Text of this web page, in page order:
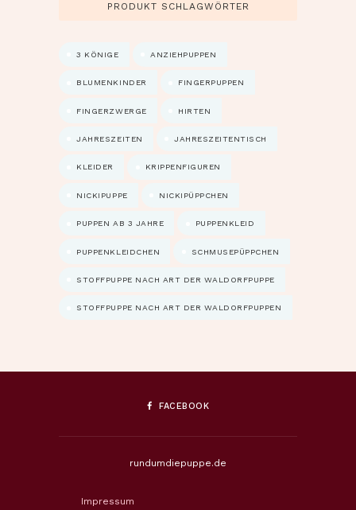
PRODUKT SCHLAGWÖRTER
3 KÖNIGE ANZIEHPUPPEN
BLUMENKINDER FINGERPUPPEN
FINGERZWERGE HIRTEN
JAHRESZEITEN JAHRESZEITENTISCH
KLEIDER KRIPPENFIGUREN
NICKIPUPPE NICKIPÜPPCHEN
PUPPEN AB 3 JAHRE PUPPENKLEID
PUPPENKLEIDCHEN SCHMUSEPÜPPCHEN
STOFFPUPPE NACH ART DER WALDORFPUPPE
STOFFPUPPE NACH ART DER WALDORFPUPPEN
FACEBOOK
rundumdiepuppe.de
Impressum